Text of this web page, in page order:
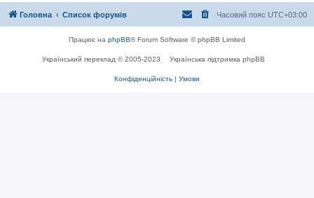
Головна Список форумів Часовий пояс UTC+03:00
Працює на phpBB® Forum Software © phpBB Limited
Український переклад © 2005-2023 Українська підтримка phpBB
Конфіденційність | Умови